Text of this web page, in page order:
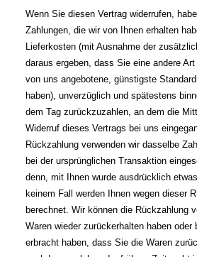
Wenn Sie diesen Vertrag widerrufen,
Zahlungen, die wir von Ihnen erhalten
Lieferkosten (mit Ausnahme der
daraus ergeben, dass Sie eine andere
von uns angebotene, günstigste
haben), unverzüglich und spätestens
dem Tag zurückzuzahlen, an dem die
Widerruf dieses Vertrags bei uns
Rückzahlung verwenden wir dasselbe
bei der ursprünglichen Transaktion
denn, mit Ihnen wurde ausdrücklich
keinem Fall werden Ihnen wegen dieser
berechnet. Wir können die Rückzahlung
Waren wieder zurückerhalten haben oder
erbracht haben, dass Sie die Waren